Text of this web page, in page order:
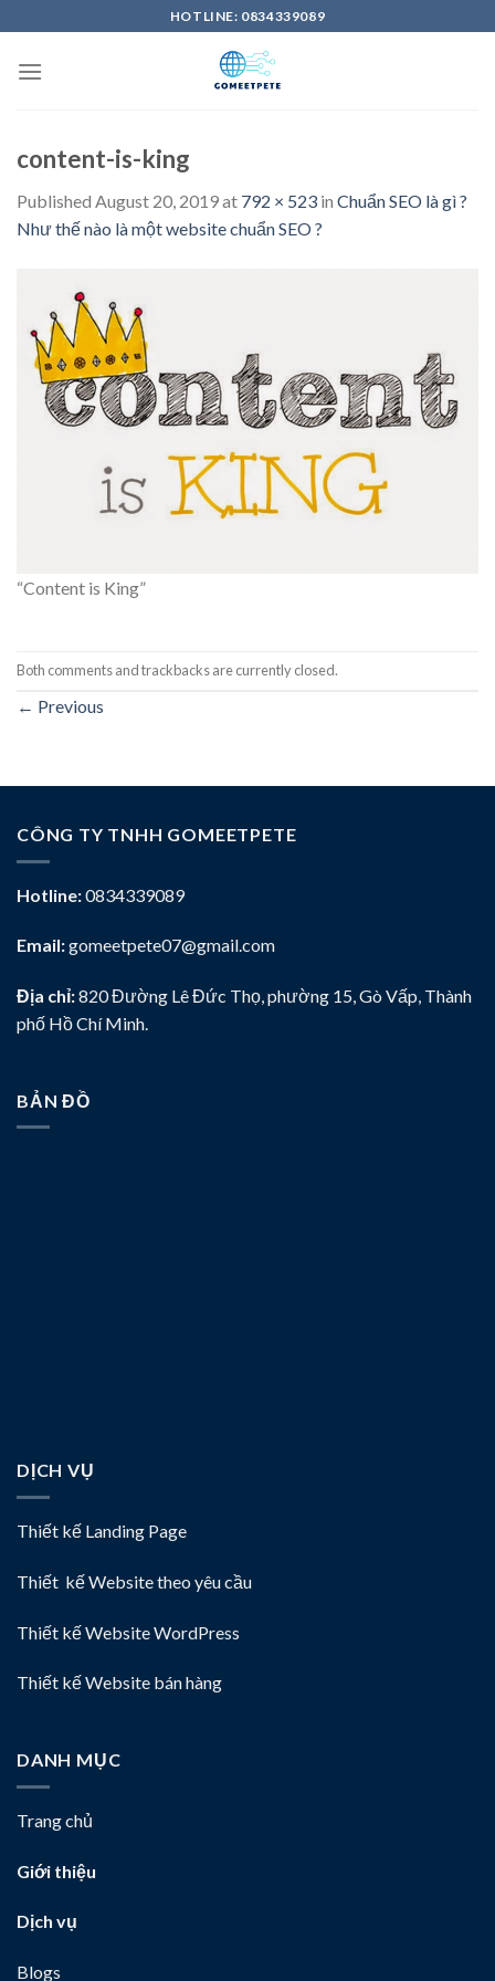
content
HOTLINE: 0834339089
content-is-king
Published August 20, 2019at 792 × 523 in Chuẩn SEO là gì ?
Như thế nào là một website chuẩn SEO ?
“Content is King”
Both comments and trackbacks are currently closed.
← Previous
CÔNG TY TNHH GOMEETPETE
Hotline:0834339089
Email:gomeetpete07@gmail.com
Địa chỉ:820 Đường Lê Đức Thọ, phường 15, Gò Vấp, Thành
phố Hồ Chí Minh.
BẢN ĐỒ
DỊCH VỤ
Thiết kế Landing Page
Thiết kế Website theo yêu cầu
Thiết kế Website WordPress
Thiết kế Website bán hàng
DANH MỤC
Trang chủ
Giới thiệu
Dịch vụ
Blogs